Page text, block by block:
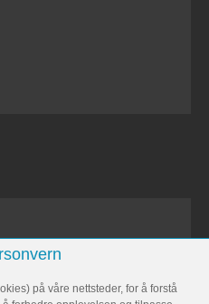
på våre nettsteder, for å forstå